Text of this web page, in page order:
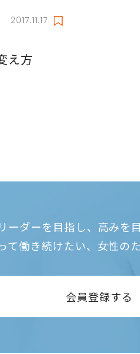
2017.11.17
え方
ーダーを目指し、高みを
て働き続けたい、女性の
会員登録する